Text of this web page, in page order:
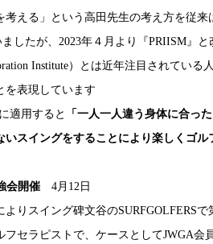
考える」という高田先生の考え方を従
ましたが、2023年４月より『PRIISM』
Institute）とは近年注目されてい
を表現しています
適用すると
「一人一人違う身体に合っ
いスイングをすることにより楽しくゴ
会開催 4月12日
りスイング碑文谷のSURFGOLFERS
フセラピストで、ケースとしてJWGA